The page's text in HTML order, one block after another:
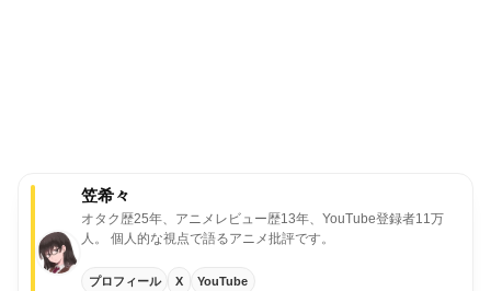
笠希々
オタク歴25年、アニメレビュー歴13年、YouTube登録者11万
人。
個人的な視点で語るアニメ批評です。
プロフィール X YouTube